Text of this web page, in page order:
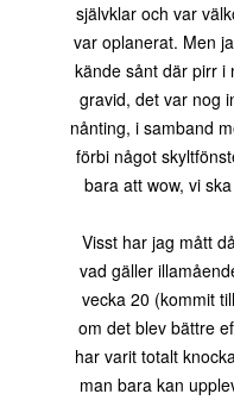
självklar och var
var oplanerat. Men
kände sånt där pirr i
gravid, det var nog
nånting, i samband
förbi något
bara att wow, vi
Visst har jag mått
vad gäller
vecka 20 (kommit
om det blev bättre
har varit totalt
man bara kan